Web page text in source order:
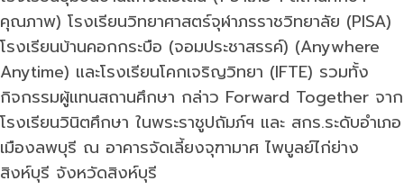
คุณภาพ) โรงเรียนวิทยาศาสตร์จุฬาภรราชวิทยาลัย (PISA)
โรงเรียนบ้านคอกกระบือ (จอมประชาสรรค์) (Anywhere
Anytime) และโรงเรียนโคกเจริญวิทยา (IFTE) รวมทั้ง
กิจกรรมผู้แทนสถานศึกษา กล่าว Forward Together จาก
โรงเรียนวินิตศึกษา ในพระราชูปถัมภ์ฯ และ สกร.ระดับอำเภอ
เมืองลพบุรี ณ อาคารจัดเลี้ยงจุฑามาศ ไพบูลย์ไก่ย่าง
สิงห์บุรี จังหวัดสิงห์บุรี